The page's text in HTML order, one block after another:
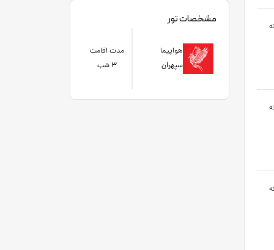
مشخصات تور
هواپیما
سپهران
مدت اقامت
3 شب